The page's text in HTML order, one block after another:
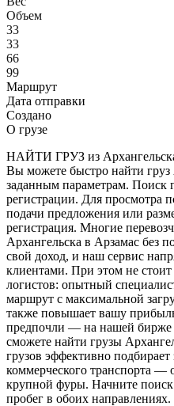
Объем
33
33
66
99
Маршрут
Дата отправки
Создано
О грузе
НАЙТИ ГРУЗ из
Вы можете быстро найти груз
заданным параметрам. Поиск
регистрации. Для просмотра
подачи предложения или
регистрация. Многие
Архангельска в Арзамас без
свой доход, и наш сервис
клиентами. При этом не стоит
логистов: опытный
маршрут с максимальной
также повышает вашу
предпочли — на нашей бирже
сможете найти грузы
грузов эффективно
коммерческого транспорта —
крупной фуры. Начните поиск
пробег в обоих направлениях.